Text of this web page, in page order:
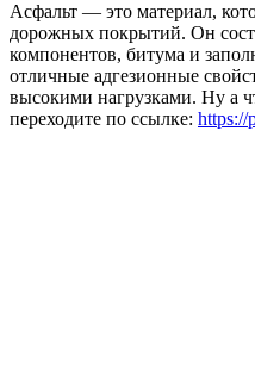
Асфальт — это материал,
дорожных покрытий. Он
компонентов, битума и
отличные адгезионные
высокими нагрузками. Ну а
переходите по ссылке: https://